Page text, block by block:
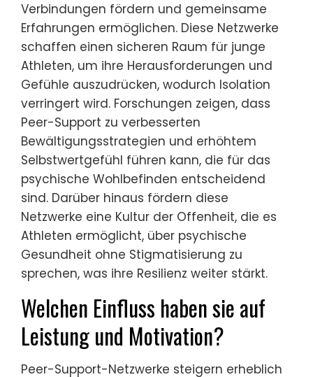
Verbindungen fördern und gemeinsame
Erfahrungen ermöglichen. Diese Netzwerke
schaffen einen sicheren Raum für junge
Athleten, um ihre Herausforderungen und
Gefühle auszudrücken, wodurch Isolation
verringert wird. Forschungen zeigen, dass
Peer-Support zu verbesserten
Bewältigungsstrategien und erhöhtem
Selbstwertgefühl führen kann, die für das
psychische Wohlbefinden entscheidend
sind. Darüber hinaus fördern diese
Netzwerke eine Kultur der Offenheit, die es
Athleten ermöglicht, über psychische
Gesundheit ohne Stigmatisierung zu
sprechen, was ihre Resilienz weiter stärkt.
Welchen Einfluss haben sie auf
Leistung und Motivation?
Peer-Support-Netzwerke steigern erheblich